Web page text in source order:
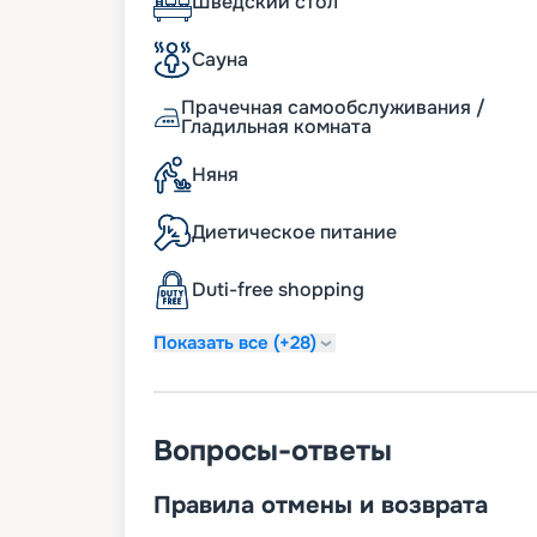
оставят даже привередливых гостей в
можете изучить расписание, маршруты,
других клиентов и смотрите фото и план
настоящее удовольствие от
комфортным.
Сауна
Прачечная самообслуживания /
Гладильная комната
Няня
Диетическое питание
Duti-free shopping
Показать все (+28)
Вопросы-ответы
Правила отмены и возврата